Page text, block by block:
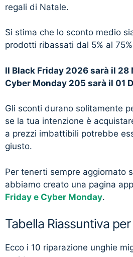
regali di Natale.
Si stima che lo sconto medio
prodotti ribassati dal 5% al
Il Black Friday 2026 sarà il 28
Cyber Monday 205 sarà il 01
Gli sconti durano solitamente
se la tua intenzione è
a prezzi imbattibili potrebbe
giusto.
Per tenerti sempre aggiornato
abbiamo creato una pagina
Friday e Cyber Monday.
Tabella Riassuntiva
Ecco i 10 riparazione unghie